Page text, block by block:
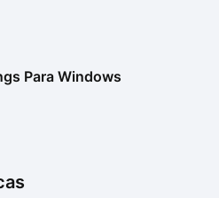
Para Windows